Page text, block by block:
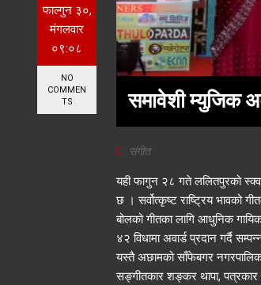
फाल्गुन ३०,
मंगलवार
०९:०८
NO
COMMEN
TS
समावेशी म्युजिक
संगीत
यही फागुन २८ गते ललितपुरको
छ । सर्वोत्कृष्ट राष्ट्रिय भावको
बोलको गीतका लागि आधुनिक
४२ विधामा अवार्ड प्रदान गर्दै
यस्तै अछामको साँफेबगर
सङ्गीतकार शङ्कर थापा, पत्रकार